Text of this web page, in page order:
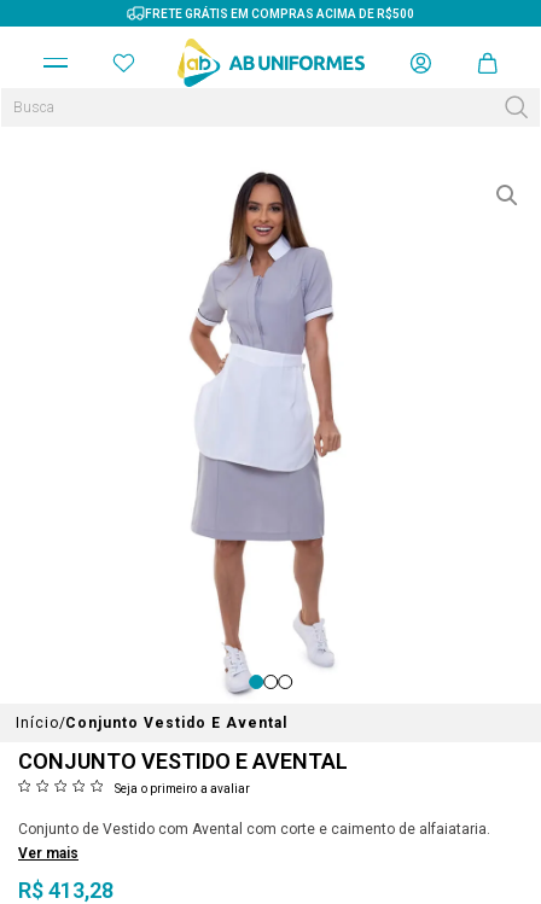
FRETE GRÁTIS EM COMPRAS ACIMA DE R$500
Início Conjunto Vestido E Avental
CONJUNTO VESTIDO E AVENTAL
Seja o primeiro a avaliar
Conjunto de Vestido com Avental com corte e caimento de alfaiataria.
Ver mais
R$ 413,28